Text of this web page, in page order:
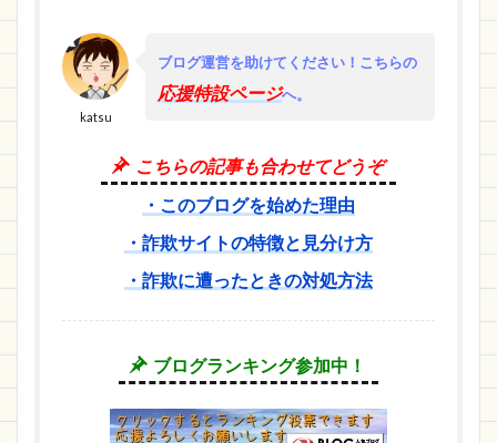
katsu
ブログ運営を助けてください！ こちらの
応援特設ページへ。
こちらの記事も合わせてどうぞ
・このブログを始めた理由
・詐欺サイトの特徴と見分け方
・詐欺に遭ったときの対処方法
ブログランキング参加中！